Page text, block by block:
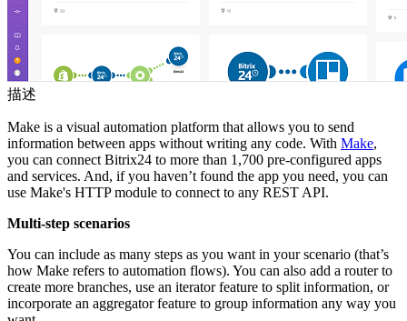
描述
Make is a visual automation platform that allows you to send
information between apps without writing any code. With Make,
you can connect Bitrix24 to more than 1,700 pre-configured apps
and services. And, if you haven’t found the app you need, you can
use Make's HTTP module to connect to any REST API.
Multi-step scenarios
You can include as many steps as you want in your scenario (that’s
how Make refers to automation flows). You can also add a router to
create more branches, use an iterator feature to split information, or
incorporate an aggregator feature to group information any way you